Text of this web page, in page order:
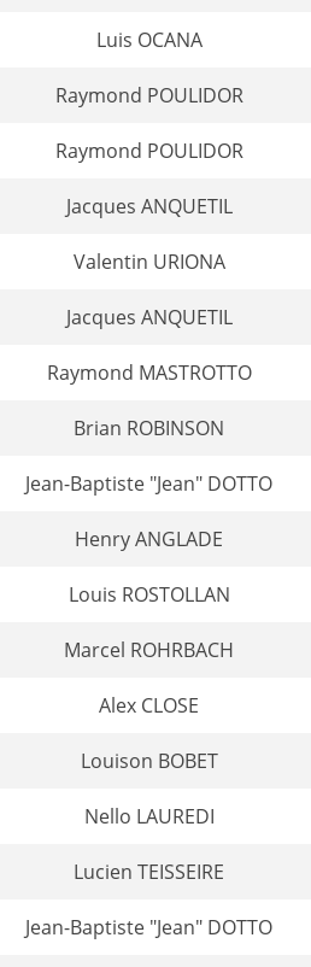
Luis OCANA
Raymond POULIDOR
Raymond POULIDOR
Jacques ANQUETIL
Valentin URIONA
Jacques ANQUETIL
Raymond MASTROTTO
Brian ROBINSON
Jean-Baptiste "Jean" DOTTO
Henry ANGLADE
Louis ROSTOLLAN
Marcel ROHRBACH
Alex CLOSE
Louison BOBET
Nello LAUREDI
Lucien TEISSEIRE
Jean-Baptiste "Jean" DOTTO